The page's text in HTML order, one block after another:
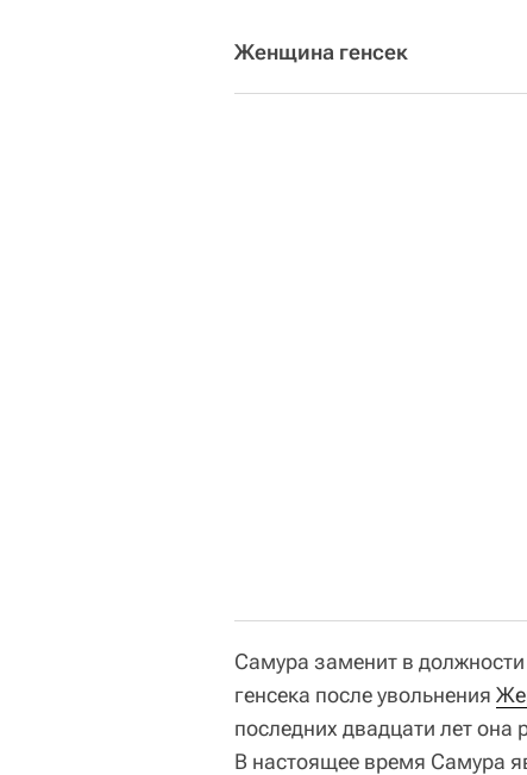
Женщина генсек
Самура заменит в должности
генсека после увольнения
последних двадцати лет
В настоящее время Самура